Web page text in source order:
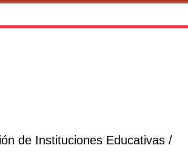
de Instituciones Educativas /